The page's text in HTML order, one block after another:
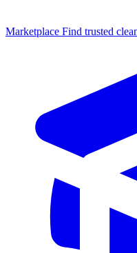
Marketplace Find trusted